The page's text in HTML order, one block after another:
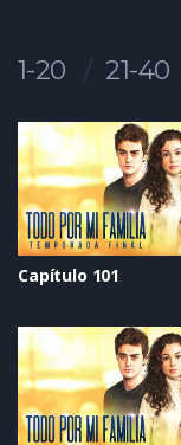
1-20 21-40
Capítulo 101